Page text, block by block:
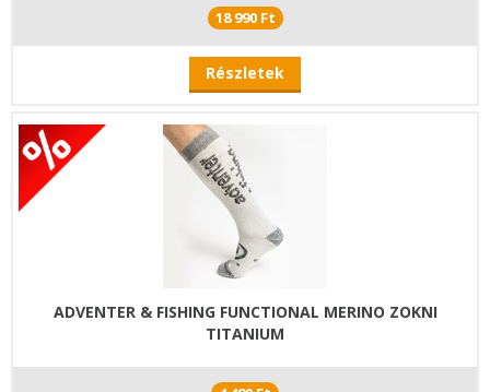
18 990 Ft
Részletek
ADVENTER & FISHING FUNCTIONAL MERINO ZOKNI
TITANIUM